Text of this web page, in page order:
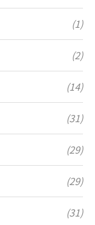
(1)
(2)
(14)
(31)
(29)
(29)
(31)